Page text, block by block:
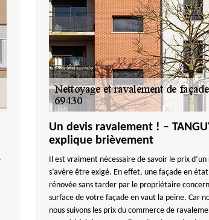
Un devis ravalement ! –
explique brièvement
Il est vraiment nécessaire de savoir le prix
s’avère être exigé. En effet, une façade en
rénovée sans tarder par le propriétaire
surface de votre façade en vaut la peine. Car
nous suivons les prix du commerce de